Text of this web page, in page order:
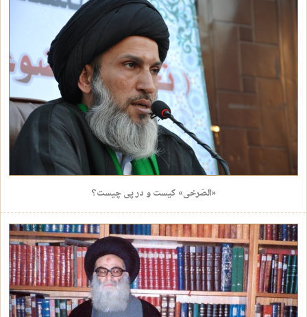
«الصَرخی» کیست و در پی چیست؟